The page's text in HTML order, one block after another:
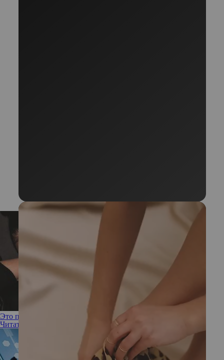
Это по-нашему: российские бренды, которые надо знать
Читать полностью